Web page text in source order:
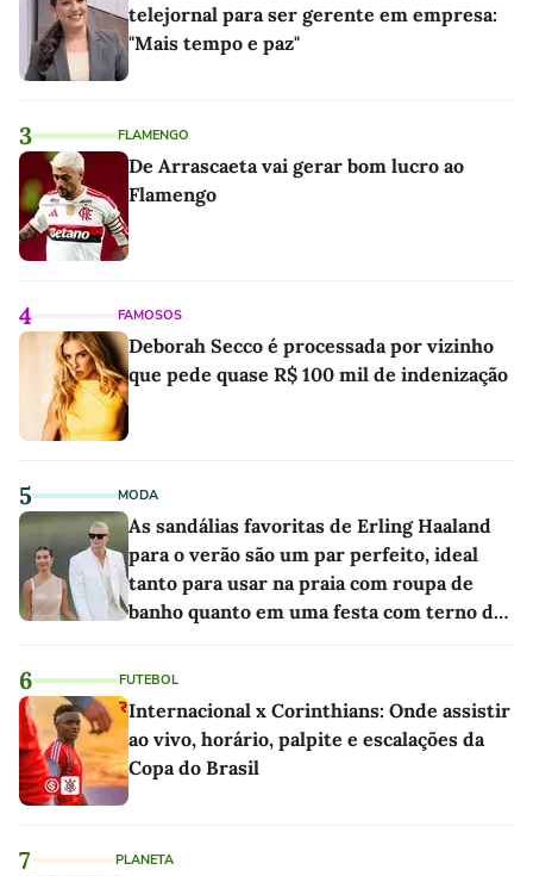
telejornal para ser gerente em empresa:
"Mais tempo e paz"
3 FLAMENGO
De Arrascaeta vai gerar bom lucro ao
Flamengo
4 FAMOSOS
Deborah Secco é processada por vizinho
que pede quase R$ 100 mil de indenização
5 MODA
As sandálias favoritas de Erling Haaland
para o verão são um par perfeito, ideal
tanto para usar na praia com roupa de
banho quanto em uma festa com terno de
6 FUTEBOL
Internacional x Corinthians: Onde assistir
ao vivo, horário, palpite e escalações da
Copa do Brasil
7 PLANETA